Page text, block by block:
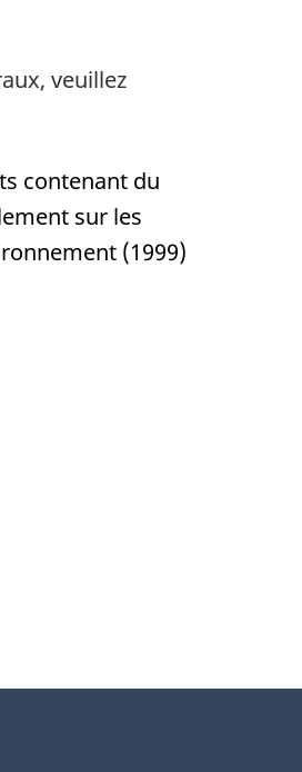
veuillez
contenant du
sur les
(1999)